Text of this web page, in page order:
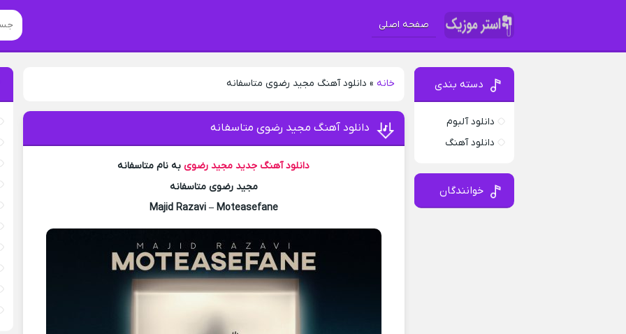
صفحه اصلی
خانه » دانلود آهنگ مجید رضوی متاسفانه
دانلود آهنگ مجید رضوی متاسفانه
دانلود آهنگ جدید مجید رضویبه نام متاسفانه
مجید رضوی متاسفانه
Majid Razavi – Moteasefane
دسته بندی
دانلود آلبوم
دانلود آهنگ
خوانندگان